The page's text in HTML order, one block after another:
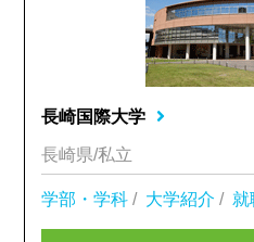
長崎国際大学
長崎県/私立
学部・学科 / 大学紹介 / 就